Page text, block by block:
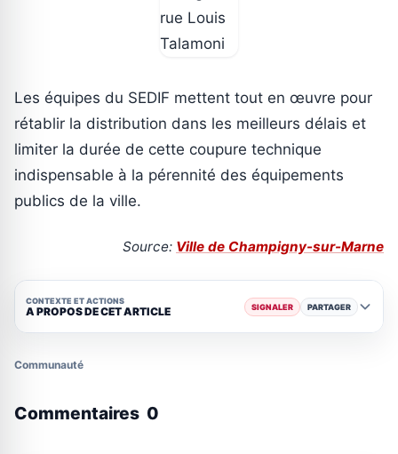
Les équipes du SEDIF mettent tout en œuvre pour
rétablir la distribution dans les meilleurs délais et
limiter la durée de cette coupure technique
indispensable à la pérennité des équipements
publics de la ville.
Source: Ville de Champigny-sur-Marne
CONTEXTE ET ACTIONS
A PROPOS DE CET ARTICLE SIGNALER PARTAGER
Communauté
Commentaires 0